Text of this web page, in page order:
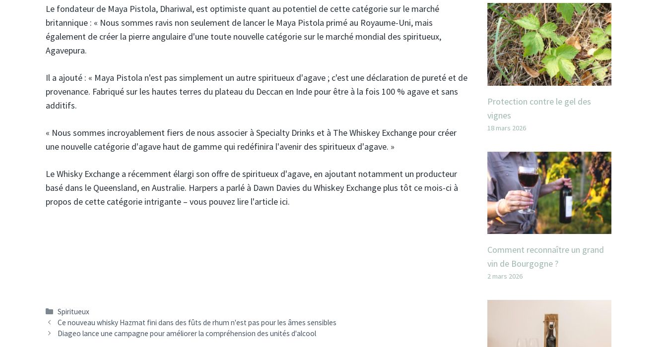
Le fondateur de Maya Pistola, Dhariwal, est optimiste quant au potentiel de cette catégorie sur le marché
britannique : « Nous sommes ravis non seulement de lancer le Maya Pistola primé au Royaume-Uni, mais
également de créer la pierre angulaire d'une toute nouvelle catégorie sur le marché mondial des spiritueux,
Agavepura.
Il a ajouté : « Maya Pistola n'est pas simplement un autre spiritueux d'agave ; c'est une déclaration de pureté et de
provenance. Fabriqué sur les hautes terres du plateau du Deccan en Inde pour être à la fois 100 % agave et sans
additifs.
« Nous sommes incroyablement fiers de nous associer à Specialty Drinks et à The Whiskey Exchange pour créer
une nouvelle catégorie d'agave haut de gamme qui redéfinira l'avenir des spiritueux d'agave. »
Le Whisky Exchange a récemment élargi son offre de spiritueux d'agave, en ajoutant notamment un producteur
basé dans le Queensland, en Australie. Harpers a parlé à Dawn Davies du Whiskey Exchange plus tôt ce mois-ci à
propos de cette catégorie intrigante – vous pouvez lire l'article ici.
Catégories
Spiritueux
Navigation
des
Ce nouveau whisky Hazmat fini dans des fûts de rhum n'est pas pour les âmes sensibles
Diageo lance une campagne pour améliorer la compréhension des unités d'alcool
Protection contre le gel des
vignes
18 mars 2026
Comment reconnaître un grand
vin de Bourgogne ?
2 mars 2026